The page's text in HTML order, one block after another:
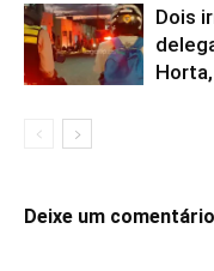
Dois
Deixe um comentário